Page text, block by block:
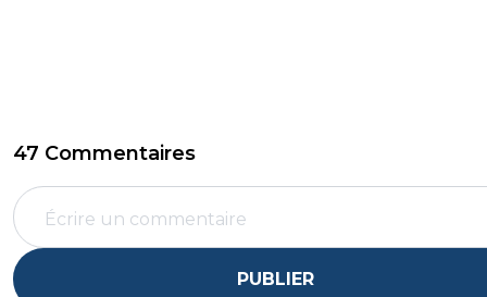
47 Commentaires
PUBLIER